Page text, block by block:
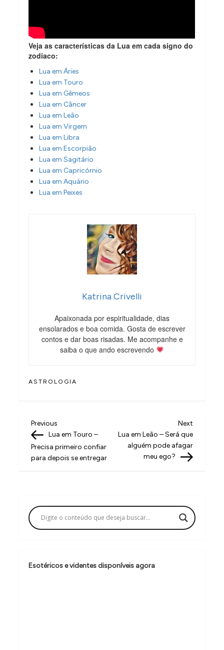
Veja as características da Lua em cada signo do
zodíaco:
Lua em Áries
Lua em Touro
Lua em Gêmeos
Lua em Câncer
Lua em Leão
Lua em Virgem
Lua em Libra
Lua em Escorpião
Lua em Sagitário
Lua em Capricórnio
Lua em Aquário
Lua em Peixes
Katrina Crivelli
Apaixonada por espiritualidade, dias
ensolarados e boa comida. Gosta de escrever
contos e dar boas risadas. Me acompanhe e
saiba o que ando escrevendo
ASTROLOGIA
N
a
v
a
ç
o
d
Previous
Post
Previous
Lua em Touro –
Precisa primeiro confiar
para depois se entregar
Next
Post
Next
Lua em Leão – Será que
alguém pode afagar
meu ego?
Esotéricos e videntes disponíveis agora